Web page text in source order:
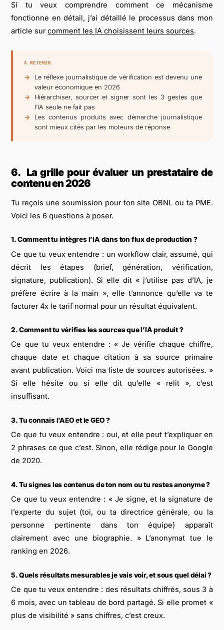
Si tu veux comprendre comment ce mécanisme
fonctionne en détail, j’ai détaillé le processus dans mon
article surcomment les IA choisissent leurs sources.
À RETENIR
Le réflexe journalistique de vérification est devenu une
valeur économique en 2026
Hiérarchiser, sourcer et signer sont les 3 gestes que
l’IA seule ne fait pas
Les contenus produits avec démarche journalistique
sont mieux cités par les moteurs de réponse
6. La grille pour évaluer un prestataire de
contenu en 2026
Tu reçois une soumission pour ton site OBNL ou ta PME.
Voici les 6 questions à poser.
1. Comment tu intègres l’IA dans ton flux de production ?
Ce que tu veux entendre : un workflow clair, assumé, qui
décrit les étapes (brief, génération, vérification,
signature, publication). Si elle dit « j’utilise pas d’IA, je
préfère écrire à la main », elle t’annonce qu’elle va te
facturer 4x le tarif normal pour un résultat équivalent.
2. Comment tu vérifies les sources que l’IA produit ?
Ce que tu veux entendre : « Je vérifie chaque chiffre,
chaque date et chaque citation à sa source primaire
avant publication. Voici ma liste de sources autorisées. »
Si elle hésite ou si elle dit qu’elle « relit », c’est
insuffisant.
3. Tu connais l’AEO et le GEO ?
Ce que tu veux entendre : oui, et elle peut t’expliquer en
2 phrases ce que c’est. Sinon, elle rédige pour le Google
de 2020.
4. Tu signes les contenus de ton nom ou tu restes anonyme ?
Ce que tu veux entendre : « Je signe, et la signature de
l’experte du sujet (toi, ou ta directrice générale, ou la
personne pertinente dans ton équipe) apparaît
clairement avec une biographie. » L’anonymat tue le
ranking en 2026.
5. Quels résultats mesurables je vais voir, et sous quel délai ?
Ce que tu veux entendre : des résultats chiffrés, sous 3 à
6 mois, avec un tableau de bord partagé. Si elle promet «
plus de visibilité » sans chiffres, c’est creux.